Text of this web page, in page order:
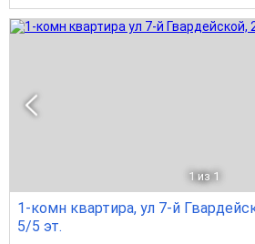
1 из 1
1-комн квартира, ул 7-й
5/5 эт.